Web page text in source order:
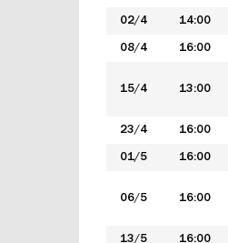
02/4 14:00
08/4 16:00
15/4 13:00
23/4 16:00
01/5 16:00
06/5 16:00
13/5 16:00